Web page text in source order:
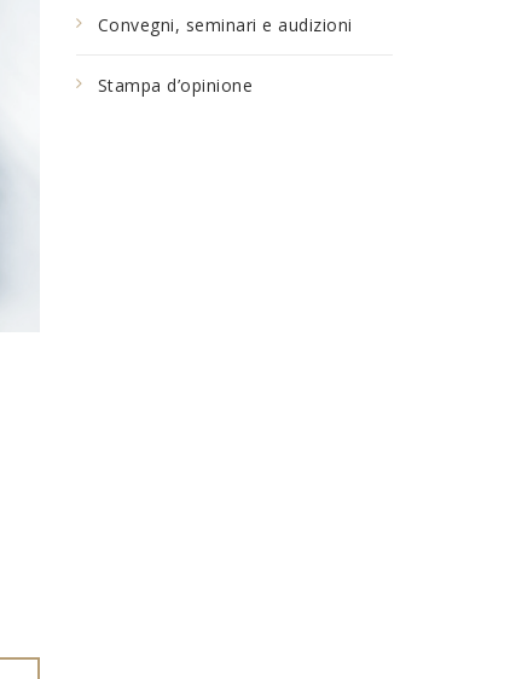
Convegni, seminari e audizioni
Stampa d’opinione